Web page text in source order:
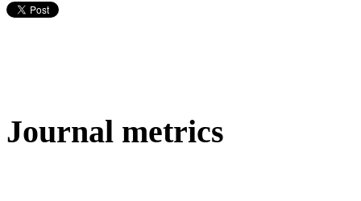
Journal metrics